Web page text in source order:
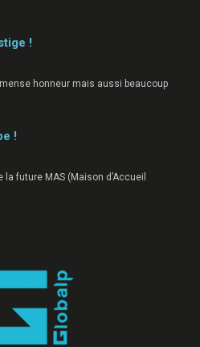
!
honneur mais aussi beaucoup
!
la future MAS (Maison d’Accueil